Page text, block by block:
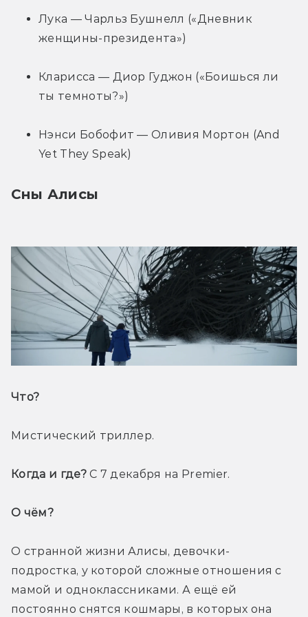
Лука — Чарльз Бушнелл («Дневник
женщины-президента»)
Кларисса — Диор Гуджон («Боишься ли
ты темноты?»)
Нэнси Бобофит — Оливия Мортон (And
Yet They Speak)
Сны Алисы
Что?
Мистический триллер.
Когда и где? С 7 декабря на Premier.
О чём?
О странной жизни Алисы, девочки-
подростка, у которой сложные отношения с
мамой и одноклассниками. А ещё ей
постоянно снятся кошмары, в которых она